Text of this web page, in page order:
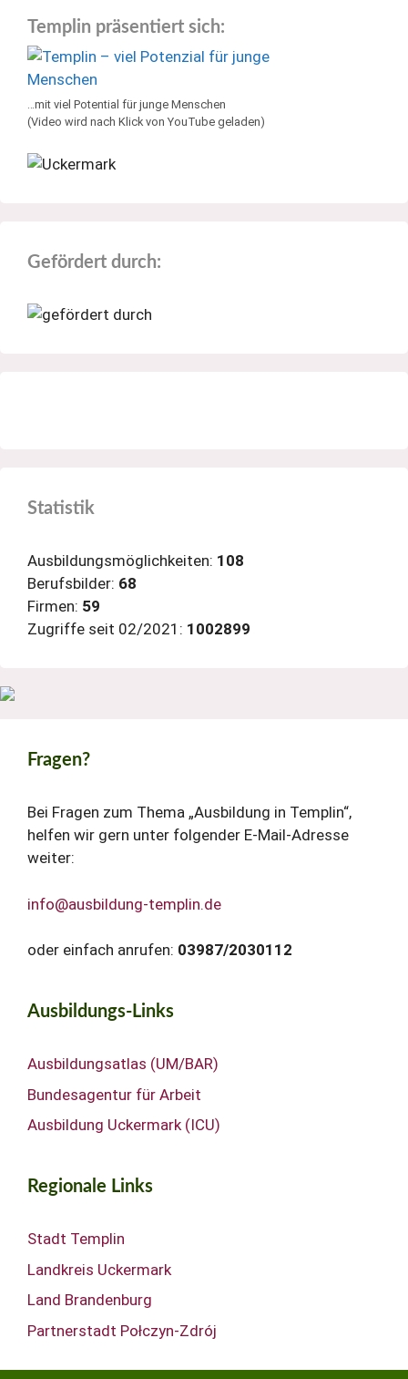
Templin präsentiert sich:
…mit viel Potential für junge Menschen
(Video wird nach Klick von YouTube geladen)
Gefördert durch:
Statistik
Ausbildungsmöglichkeiten: 108
Berufsbilder: 68
Firmen: 59
Zugriffe seit 02/2021: 1002899
Fragen?
Bei Fragen zum Thema „Ausbildung in Templin“,
helfen wir gern unter folgender E-Mail-Adresse
weiter:
info@ausbildung-templin.de
oder einfach anrufen: 03987/2030112
Ausbildungs-Links
Ausbildungsatlas (UM/BAR)
Bundesagentur für Arbeit
Ausbildung Uckermark (ICU)
Regionale Links
Stadt Templin
Landkreis Uckermark
Land Brandenburg
Partnerstadt Połczyn-Zdrój